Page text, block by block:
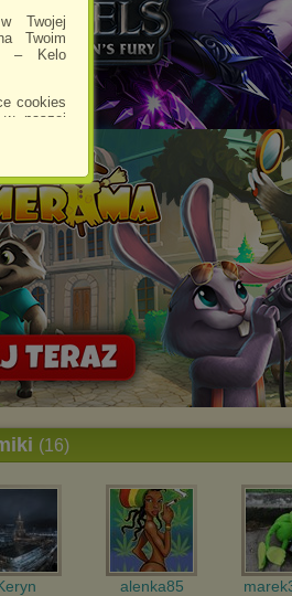
Twojej
Twoim
– Kelo
cookies
naszej
może
niestety
działań
nie
reklama
w
na
(16)
alenka85